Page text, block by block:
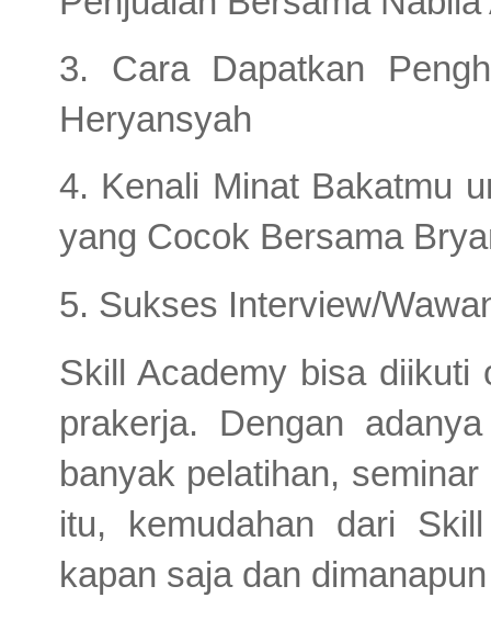
3. Cara Dapatkan
Heryansyah
4. Kenali Minat Bakatmu
yang Cocok Bersama
5. Sukses Interview/
Skill Academy bisa
prakerja. Dengan
banyak pelatihan,
itu, kemudahan dari
kapan saja dan